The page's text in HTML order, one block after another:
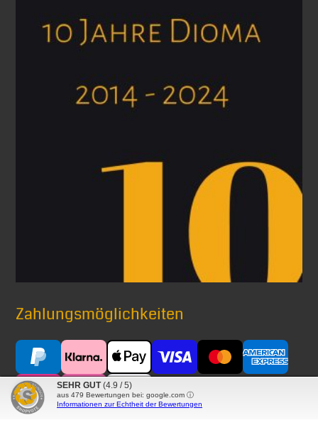
Zahlungsmöglichkeiten
Versand mit
SEHR GUT (4.9 / 5)
aus 479 Bewertungen bei: google.com ⓘ
Informationen zur Echtheit der Bewertungen